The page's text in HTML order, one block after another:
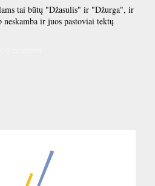
tai būtų "Džasulis" ir "Džurga", ir
ir juos pastoviai tektų